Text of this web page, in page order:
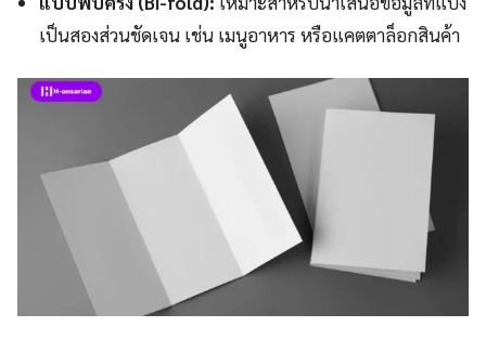
เป็นสองส่วนชัดเจน เช่น เมนูอาหาร หรือแคตตาล็อกสินค้า